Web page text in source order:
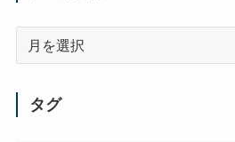
タグ